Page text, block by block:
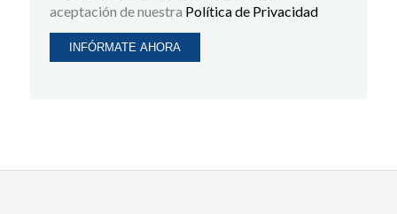
aceptación de nuestra Política de Privacidad